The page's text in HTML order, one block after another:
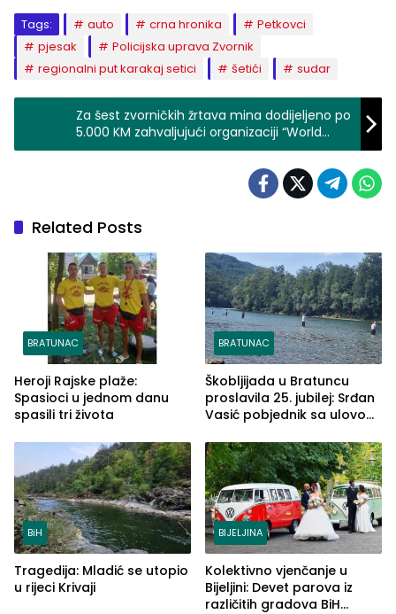
Tags: auto crna hronika
Petkovci
pjesak
Policijska uprava Zvornik
regionalni put karakaj setici
šetići sudar
Za šest zvorničkih žrtava mina dodijeljeno po
5.000 KM zahvaljujući organizaciji “World
Vision”
Related Posts
BRATUNAC
Heroji Rajske plaže:
Spasioci u jednom danu
spasili tri života
BRATUNAC
Škobljijada u Bratuncu
proslavila 25. jubilej: Srđan
Vasić pobjednik sa ulovom
BiH
Tragedija: Mladić se utopio
u rijeci Krivaji
BIJELJINA
Kolektivno vjenčanje u
Bijeljini: Devet parova iz
različitih gradova BiH